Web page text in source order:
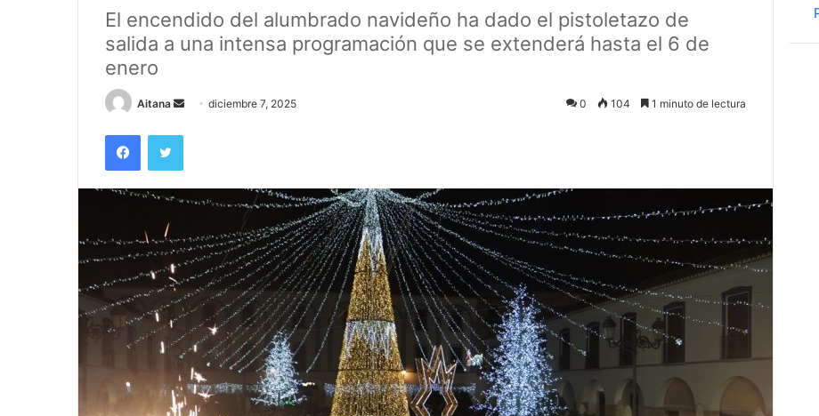
El encendido del alumbrado navideño ha dado el pistoletazo de
salida a una intensa programación que se extenderá hasta el 6 de
enero
Aitana
Senddiciembre 7, 2025 0 104 1 minuto de lectura
FacebookTwitter